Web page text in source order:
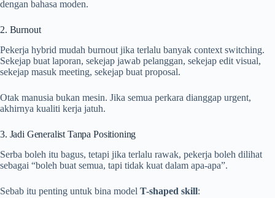
dengan bahasa moden.
2. Burnout
Pekerja hybrid mudah burnout jika terlalu banyak context switching.
Sekejap buat laporan, sekejap jawab pelanggan, sekejap edit visual,
sekejap masuk meeting, sekejap buat proposal.
Otak manusia bukan mesin. Jika semua perkara dianggap urgent,
akhirnya kualiti kerja jatuh.
3. Jadi Generalist Tanpa Positioning
Serba boleh itu bagus, tetapi jika terlalu rawak, pekerja boleh dilihat
sebagai “boleh buat semua, tapi tidak kuat dalam apa-apa”.
Sebab itu penting untuk bina model T-shaped skill: